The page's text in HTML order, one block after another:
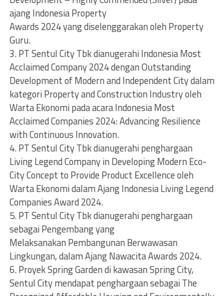
ajang Indonesia Property
Awards 2024 yang diselenggarakan oleh Property
Guru.
3. PT Sentul City Tbk dianugerahi Indonesia Most
Acclaimed Company 2024 dengan Outstanding
Development of Modern and Independent City dalam
kategori Property and Construction Industry oleh
Warta Ekonomi pada acara Indonesia Most
Acclaimed Companies 2024: Advancing Resilience
with Continuous Innovation.
4. PT Sentul City Tbk dianugerahi penghargaan
Living Legend Company in Developing Modern Eco-
City Concept to Provide Product Excellence oleh
Warta Ekonomi dalam Ajang Indonesia Living Legend
Companies Award 2024.
5. PT Sentul City Tbk dianugerahi penghargaan
sebagai Pengembang yang
Melaksanakan Pembangunan Berwawasan
Lingkungan, dalam Ajang Nawacita Awards 2024.
6. Proyek Spring Garden di kawasan Spring City,
Sentul City mendapat penghargaan sebagai The